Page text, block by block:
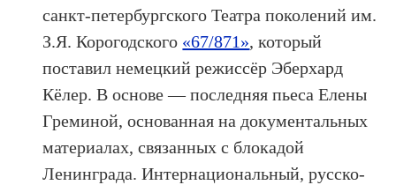
санкт-петербургского Театра поколений им.
З.Я. Корогодского «67/871», который
поставил немецкий режиссёр Эберхард
Кёлер. В основе — последняя пьеса Елены
Греминой, основанная на документальных
материалах, связанных с блокадой
Ленинграда. Интернациональный, русско-